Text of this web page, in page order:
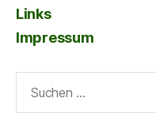
Links
Impressum
nach: